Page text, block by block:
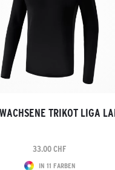
TRIKOT LIGA
33.00 CHF
IN 11 FARBEN